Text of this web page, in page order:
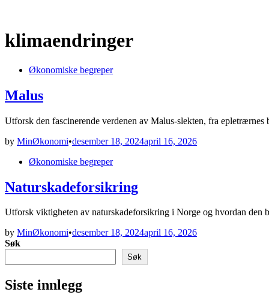
klimaendringer
PostedØkonomiske begreper
Malus
Utforsk den fascinerende verdenen av Malus-slekten, fra
by MinØkonomi•desember 18, 2024april 16, 2026
PostedØkonomiske begreper
Naturskadeforsikring
Utforsk viktigheten av naturskadeforsikring i Norge og hvordan den
by MinØkonomi•desember 18, 2024april 16, 2026
Søk
Søk
Siste innlegg